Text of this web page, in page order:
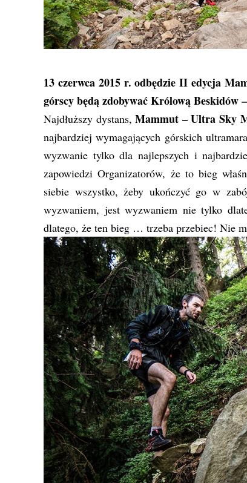
13 czerwca 2015 r. odbędzie II edycja
górscy będą zdobywać Królową Beskidów
Najdłuższy dystans,Mammut – Ultra Sky
najbardziej wymagających górskich
wyzwanie tylko dla najlepszych i
zapowiedzi Organizatorów, że to bieg
siebie wszystko, żeby ukończyć go w
wyzwaniem, jest wyzwaniem nie tylko
dlatego, że ten bieg … trzeba przebiec! Nie